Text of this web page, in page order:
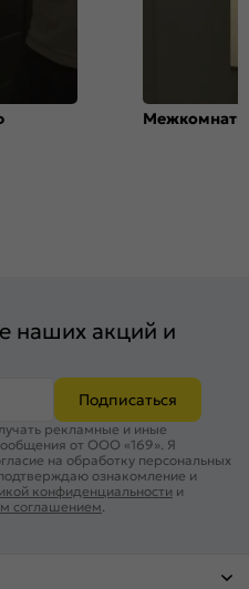
наших акций и
Подписаться
рекламные и иные
от ООО «169». Я
на обработку персональных
ознакомление и
конфиденциальности и
соглашением.